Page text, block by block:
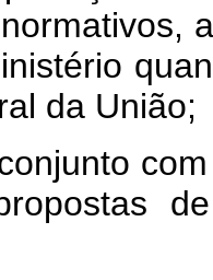
da União;